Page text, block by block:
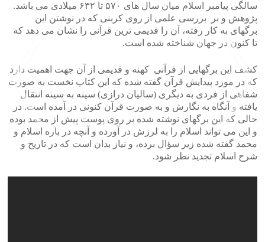
سالگی پیامبر اسلام میان سال های ۵۷۰ تا ۶۳۲ میلادی می باشد.
پژوهش و بر بررسی علمی از روی کربنی که در نوشتن این
برگهای به کار رفته، آن را قدیمی ترین قرآنی را نشان می دهد که
تا کنون در جهان شناخته شده است.
کشف این برگهایی از قرآنی کهنه و قدیمی از آن جهت اهمیت دارد
که در مورد پیدایش قرآن گفته شده که این کتاب نخست به صورت
شفاهی از فردی به دیگری (سالیان درازی) سینه به سینه انتقال
یافته و آنگاه به نگارش و به صورت قرآن کنونی در آمده است. در
حالی که این برگهای نوشته شده بر روی پوست پیش از محمد بوده
و این می تواند اسلام را به لرزش در آورده و آنچه در باره اسلام و
محمد گفته شده زیر سؤال برده، و نیاز بدان است که در تاریخ و
شرح اسلام تجدید نظر شود.
>